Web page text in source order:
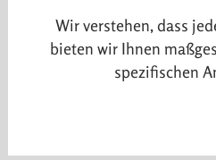
Wir verstehen, dass
bieten wir Ihnen
spezifischen